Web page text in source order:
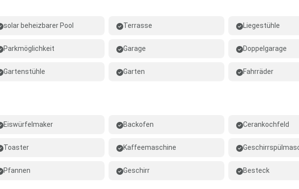
solar beheizbarer Pool Terrasse Liegestühle
Parkmöglichkeit Garage Doppelgarage
Gartenstühle Garten Fahrräder
Eiswürfelmaker Backofen Cerankochfeld
Toaster Kaffeemaschine
Pfannen Geschirr Besteck